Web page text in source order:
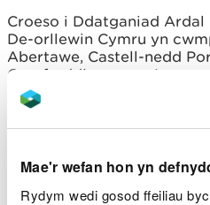
Mae'r wefan hon yn
Rydym wedi gosod ffeiliau
Croeso i Ddatganiad
De-orllewin Cymru yn
Abertawe, Castell-nedd
Gaerfyrddin ac mae'n
boblogaeth a 23% o
Lleihau